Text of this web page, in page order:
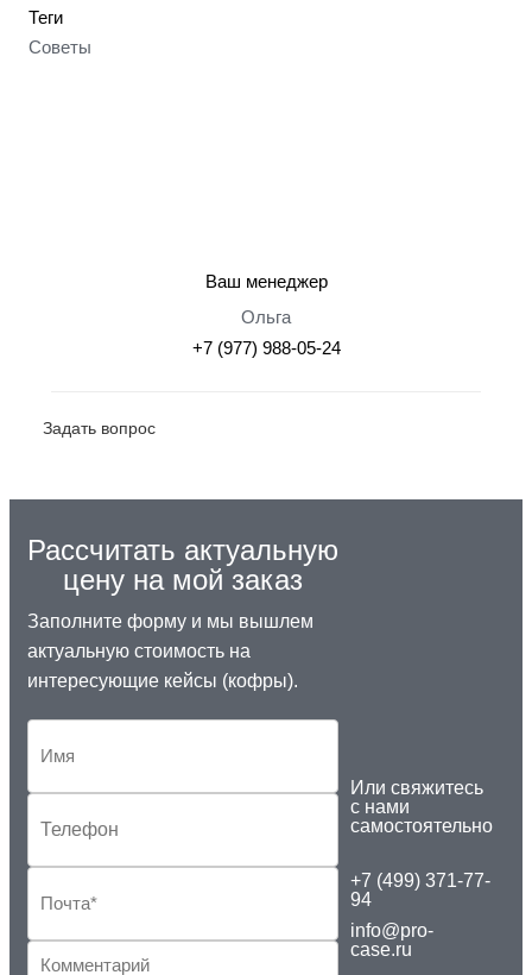
Теги
Советы
Ваш менеджер
Ольга
+7 (977) 988-05-24
Задать вопрос
Рассчитать актуальную
цену на мой заказ
Заполните форму и мы вышлем
актуальную стоимость на
интересующие кейсы (кофры).
Или свяжитесь
с нами
самостоятельно
+7 (499) 371-77-
94
info@pro-
case.ru